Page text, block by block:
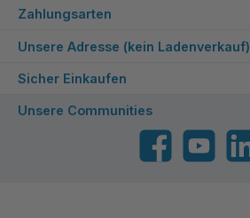
Zahlungsarten
Unsere Adresse (kein Ladenverkauf)
Sicher Einkaufen
Unsere Communities
FacebookYouTube